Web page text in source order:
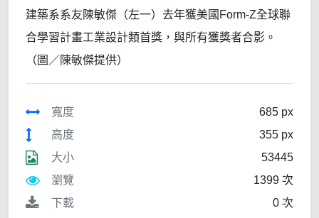
建築系系友陳敏傑（左一）去年獲美國Form-Z全球聯
合學習計畫工業設計類首獎，與所有獲獎者合影。
（圖／陳敏傑提供）
寬度
685 px
高度
355 px
大小
53445
瀏覽
1399 次
下載
0 次